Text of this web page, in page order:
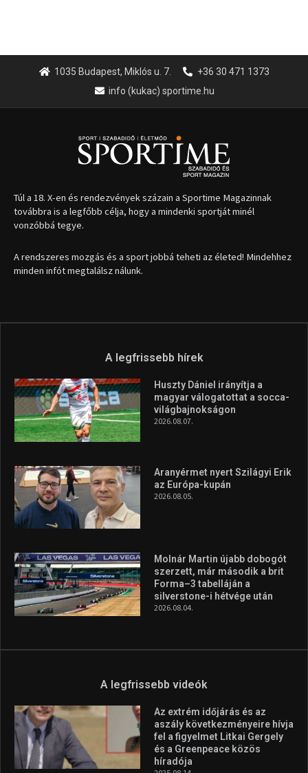
1035 Budapest, Miklós u. 7.
+36 30 471 1373
info (kukac) sportime.hu
Túl a 18. X-en és rendezvények százain a Sportime Magazinnak
továbbra is a legfőbb célja, hogy a mindenki sportját minél
vonzóbbá tegye.
A rendszeres mozgás és a sport jobbá teheti az életed! Mindehhez
minden infót megtalálsz nálunk.
A legfrissebb hírek
Huszty Dániel irányítja a
magyar válogatottat a socca-
világbajnokságon
2026.08.07.
Aranyérmet nyert Szilágyi Erik
az Európa-kupán
2026.08.05.
Molnár Martin újabb dobogót
szerzett, már második a brit
Forma–3 tabelláján a
silverstone-i hétvége után
2026.08.04.
A legfrissebb videók
Az extrém időjárás és az
aszály következményeire hívja
fel a figyelmet Litkai Gergely
és a Greenpeace közös
híradója